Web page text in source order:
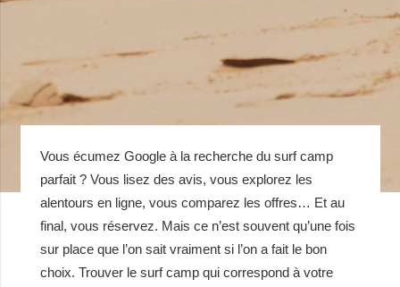
Vous écumez Google à la recherche du surf camp
parfait ? Vous lisez des avis, vous explorez les
alentours en ligne, vous comparez les offres… Et au
final, vous réservez. Mais ce n’est souvent qu’une fois
sur place que l’on sait vraiment si l’on a fait le bon
choix. Trouver le surf camp qui correspond à votre